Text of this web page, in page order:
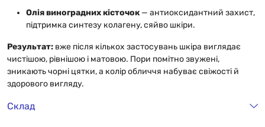
Олія виноградних кісточок — антиоксидантний захист,
підтримка синтезу колагену, сяйво шкіри.
Результат: вже після кількох застосувань шкіра виглядає
чистішою, рівнішою і матовою. Пори помітно звужені,
зникають чорні цятки, а колір обличчя набуває свіжості й
здорового вигляду.
Склад